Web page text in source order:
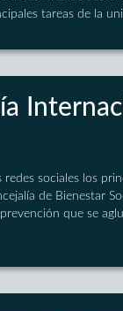
tareas de la
sociales los
de Bienestar
que se